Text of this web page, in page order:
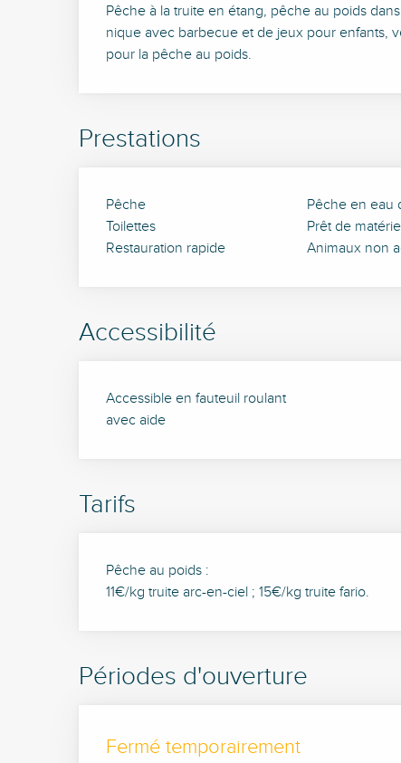
Pêche à la truite en étang, pêche au poids
nique avec barbecue et de jeux pour enfants,
pour la pêche au poids.
Prestations
Pêche Pêche en eau
Toilettes
Prêt de
Restauration rapide
Animaux non
Accessibilité
Accessible en fauteuil roulant
avec aide
Tarifs
Pêche au poids :
11€/kg truite arc-en-ciel ; 15€/kg truite fario.
Périodes d'ouverture
Fermé temporairement